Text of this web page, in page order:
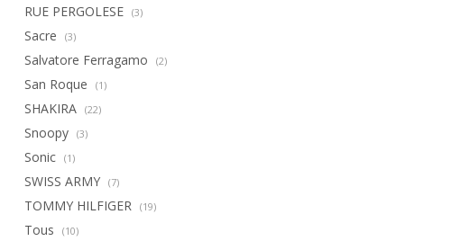
RUE PERGOLESE (3)
Sacre (3)
Salvatore Ferragamo (2)
San Roque (1)
SHAKIRA (22)
Snoopy (3)
Sonic (1)
SWISS ARMY (7)
TOMMY HILFIGER (19)
Tous (10)